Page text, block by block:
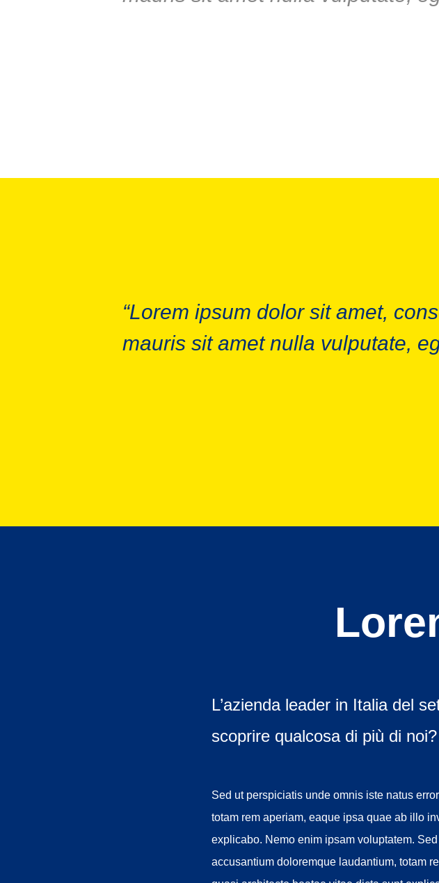
“Lorem ipsum dolor sit amet,
mauris sit amet nulla vulputate,
L’azienda leader in Italia del
scoprire qualcosa di più di noi?
Sed ut perspiciatis unde omnis iste natus
totam rem aperiam, eaque ipsa quae ab illo
explicabo. Nemo enim ipsam voluptatem.
accusantium doloremque laudantium, totam